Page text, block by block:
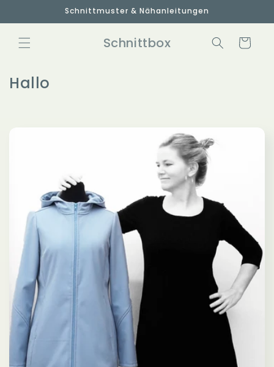
Inhalt
Schnittmuster & Nähanleitungen
Schnittbox Warenkorb
Hallo